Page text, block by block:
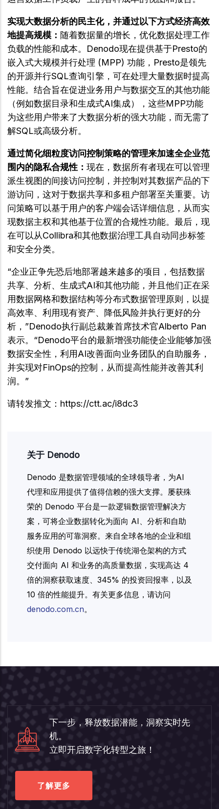
实现大数据分析的民主化，并通过以下方式经济高效
地提高规模： 随着数据量的增长，优化数据处理工作
负载的性能和成本。Denodo现在提供基于Presto的
嵌入式大规模并行处理 (MPP) 功能，Presto是领先
的开源并行SQL查询引擎，可在处理大量数据时提高
性能。结合旨在促进业务用户与数据交互的其他功能
（例如数据目录和生成式AI集成），这些MPP功能
为这些用户带来了大数据分析的强大功能，而无需了
解SQL或高级分析。
通过简化细粒度访问控制策略的管理来加速全企业范
围内的隐私合规性： 现在，数据所有者现在可以管理
派生视图的间接访问控制，并控制对其数据产品的下
游访问，这对于数据共享和多租户部署至关重要。访
问策略可以基于用户的客户端会话详细信息，从而实
现数据主权和其他基于位置的合规性功能。最后，现
在可以从Collibra和其他数据治理工具自动同步标签
和安全分类。
“企业正争先恐后地部署越来越多的项目，包括数据
共享、分析、生成式AI和其他功能，并且他们正在采
用数据网格和数据结构等分布式数据管理原则，以提
高效率、利用现有资产、降低风险并执行更好的分
析，”Denodo执行副总裁兼首席技术官Alberto Pan
表示。“Denodo平台的最新增强功能使企业能够加强
数据安全性，利用AI改善面向业务团队的自助服务，
并实现对FinOps的控制，从而提高性能并改善其利
润。”
请转发推文：https://ctt.ac/i8dc3
关于 Denodo
Denodo 是数据管理领域的全球领导者，为AI
代理和应用提供了值得信赖的强大支撑。屡获殊
荣的 Denodo 平台是一款逻辑数据管理解决方
案，可将企业数据转化为面向 AI、分析和自助
服务应用的可靠洞察。来自全球各地的企业和组
织使用 Denodo 以远快于传统湖仓架构的方式
交付面向 AI 和业务的高质量数据，实现高达 4
倍的洞察获取速度、345% 的投资回报率，以及
10 倍的性能提升。有关更多信息，请访问
denodo.com.cn。
下一步，释放数据潜能，洞察实时先
机。
立即开启数字化转型之旅！
了解更多